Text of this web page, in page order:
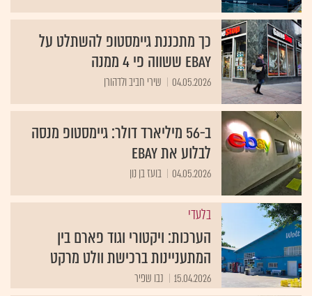
כך מתכננת גיימסטופ להשתלט על
Ebay ששווה פי 4 ממנה
04.05.2026 שירי חביב ולדהורן
ב-56 מיליארד דולר: גיימסטופ מנסה
לבלוע את eBay
04.05.2026 בועז בן נון
בלעדי
הערכות: ויקטורי וגוד פארם בין
המתעניינות ברכישת וולט מרקט
15.04.2026 נבו שפיר